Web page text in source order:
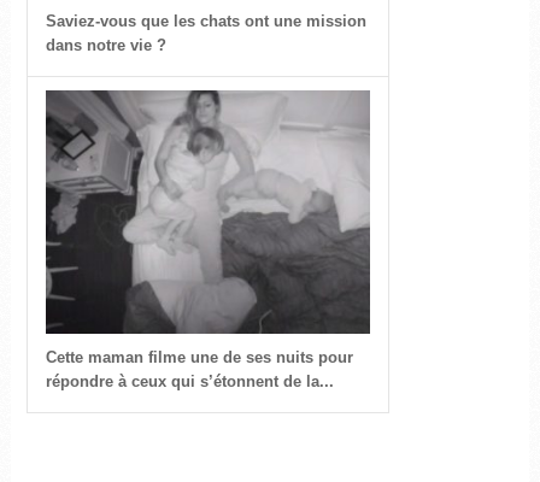
Saviez-vous que les chats ont une mission
dans notre vie ?
Cette maman filme une de ses nuits pour
répondre à ceux qui s’étonnent de la...